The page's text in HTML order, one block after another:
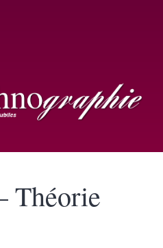
Théorie